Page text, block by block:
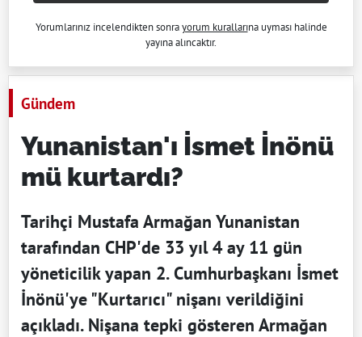
Yorumlarınız incelendikten sonrayorum kurallarına uyması halinde
yayına alıncaktır.
Gündem
Yunanistan'ı İsmet İnönü
mü kurtardı?
Tarihçi Mustafa Armağan Yunanistan
tarafından CHP'de 33 yıl 4 ay 11 gün
yöneticilik yapan 2. Cumhurbaşkanı İsmet
İnönü'ye "Kurtarıcı" nişanı verildiğini
açıkladı. Nişana tepki gösteren Armağan